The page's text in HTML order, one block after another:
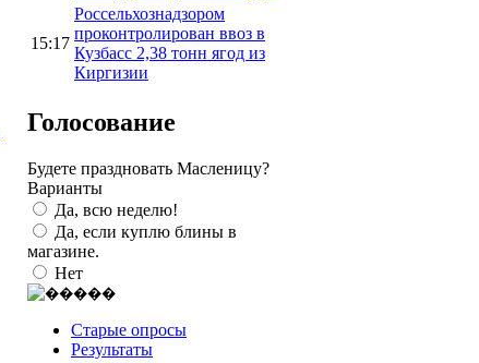
15:17
Россельхознадзором
проконтролирован ввоз в
Кузбасс 2,38 тонн ягод из
Киргизии
Голосование
Будете праздновать Масленицу?
Варианты
Да, всю неделю!
Да, если куплю блины в
магазине.
Нет
Старые опросы
Результаты